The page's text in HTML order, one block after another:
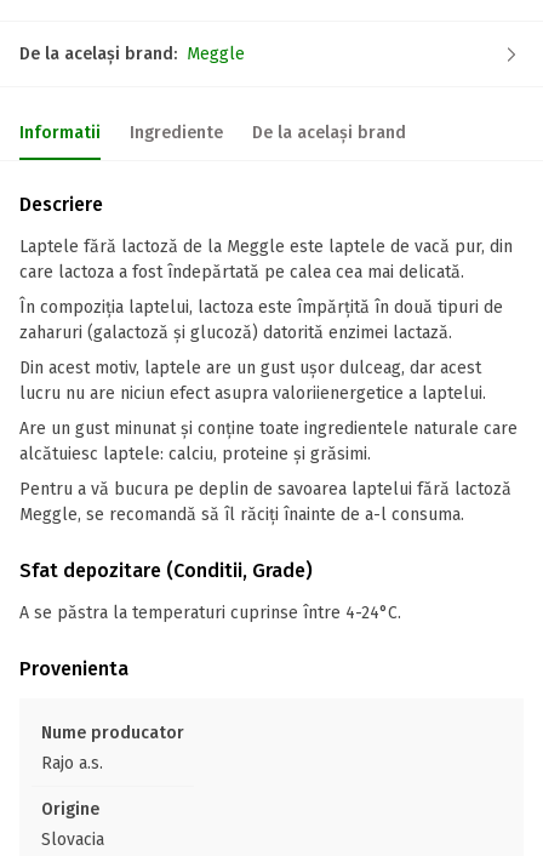
De la același brand: Meggle
Informatii Ingrediente De la același brand
Descriere
Laptele fără lactoză de la Meggle este laptele de vacă pur, din
care lactoza a fost îndepărtată pe calea cea mai delicată.
În compoziția laptelui, lactoza este împărțită în două tipuri de
zaharuri (galactoză și glucoză) datorită enzimei lactază.
Din acest motiv, laptele are un gust ușor dulceag, dar acest
lucru nu are niciun efect asupra valoriienergetice a laptelui.
Are un gust minunat și conține toate ingredientele naturale care
alcătuiesc laptele: calciu, proteine și grăsimi.
Pentru a vă bucura pe deplin de savoarea laptelui fără lactoză
Meggle, se recomandă să îl răciți înainte de a-l consuma.
Sfat depozitare (Conditii, Grade)
A se păstra la temperaturi cuprinse între 4-24°C.
Provenienta
Nume producator
Rajo a.s.
Origine
Slovacia